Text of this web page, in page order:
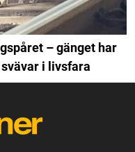
– gänget har
i livsfara